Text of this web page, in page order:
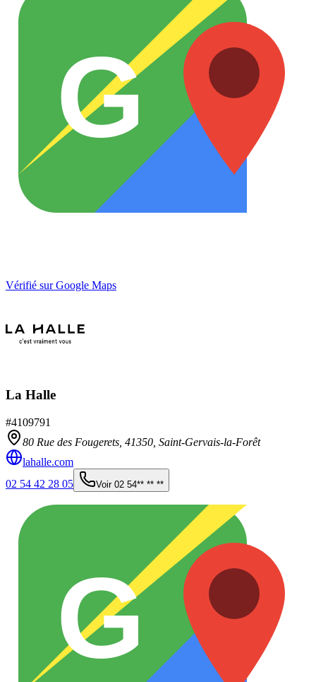
G
Vérifié sur Google Maps
La Halle
#4109791
80 Rue des Fougerets, 41350 Saint-Gervais-la-Forêt
lahalle.com
02 54 42 28 05
Voir 02 54** ** **
G